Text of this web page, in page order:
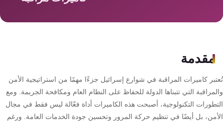
مقدمة
كاميرات المراقبة في شوارع إسرائيل جزءًا مهمًا من استراتيجية الأمن
التي تتبناها الدولة للحفاظ على النظام العام ومكافحة الجريمة. ومع
التكنولوجية، أصبحت هذه الكاميرات أداة فعّالة ليس فقط في مجال
بل أيضًا في تنظيم حركة المرور وتحسين جودة الخدمات العامة. ورغم
هوم
سيستم
حلول
أمنية
للشركات